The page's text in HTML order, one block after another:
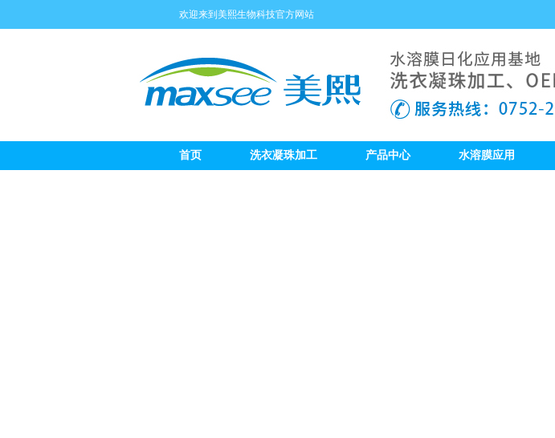
欢迎来到美熙生物科技官方网站
首页 洗衣凝珠加工 产品中心 水溶膜应用